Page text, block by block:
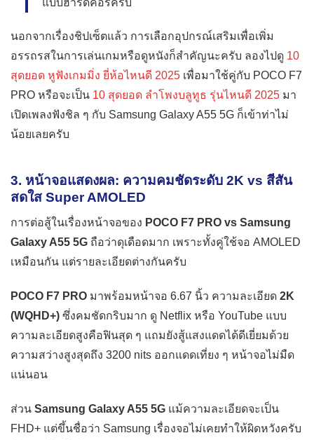
นอกจากเรื่องชิปเซ็ตแล้ว การเลือกอุปกรณ์เสริมเพื่อเพิ่ม
อรรถรสในการเล่นเกมหรือดูหนังก็สำคัญนะครับ ลองไปดู 10
สุดยอด หูฟังเกมมิ่ง ยี่ห้อไหนดี 2025 เพื่อมาใช้คู่กับ POCO F7
PRO หรือจะเป็น 10 สุดยอด ลําโพงบลูทูธ รุ่นไหนดี 2025 มา
เปิดเพลงฟังชิล ๆ กับ Samsung Galaxy A55 5G ก็เข้าท่าไม่
น้อยเลยครับ
3. หน้าจอแสดงผล: ความคมชัดระดับ 2K vs สีสัน
สดใส Super AMOLED
การต่อสู้ในเรื่องหน้าจอของ POCO F7 PRO vs Samsung
Galaxy A55 5G ถือว่าดุเดือดมาก เพราะทั้งคู่ใช้จอ AMOLED
เหมือนกัน แต่รายละเอียดต่างกันครับ
POCO F7 PRO มาพร้อมหน้าจอ 6.67 นิ้ว ความละเอียด 2K
(WQHD+) ซึ่งคมชัดกริบมาก ดู Netflix หรือ YouTube แบบ
ความละเอียดสูงคือฟินสุด ๆ แถมยังสู้แสงแดดได้ดีเยี่ยมด้วย
ความสว่างสูงสุดถึง 3200 nits ออกแดดเที่ยง ๆ หน้าจอไม่มืด
แน่นอน
ส่วน Samsung Galaxy A55 5G แม้ความละเอียดจะเป็น
FHD+ แต่ขึ้นชื่อว่า Samsung เรื่องจอไม่เคยทำให้ผิดหวังครับ